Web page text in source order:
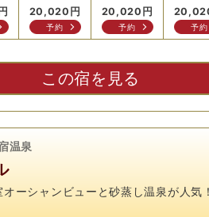
円 20,020 円
予約
20,020 円
予約 予約
この宿を見る
温泉
オーシャンビューと砂蒸し温泉が人